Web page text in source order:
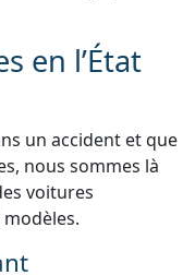
en l’État
un accident et que
nous sommes là
voitures